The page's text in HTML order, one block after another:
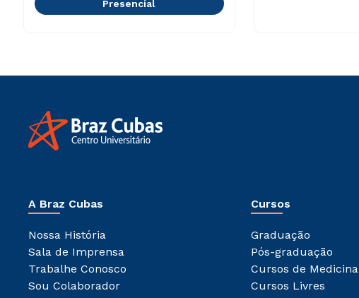
Presencial
A Braz Cubas
Nossa História
Sala de Imprensa
Trabalhe Conosco
Sou Colaborador
Cursos
Graduação
Pós-graduação
Cursos de Medicina
Cursos Livres